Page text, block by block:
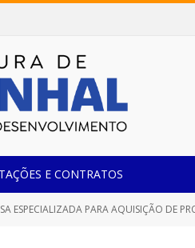
E CONTRATOS
PARA AQUISIÇÃO DE PRODUTOS UTILIZADOS NOS